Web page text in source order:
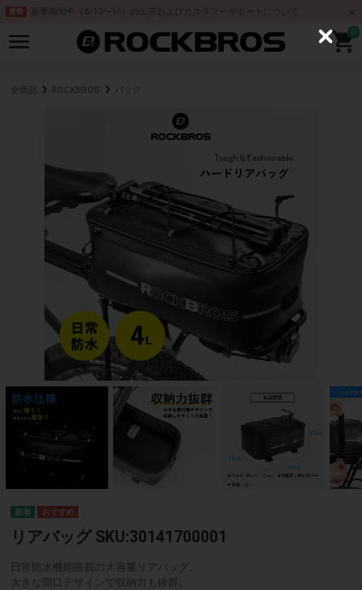
重要
夏季期間中（8/13〜16）の出荷およびカスタマーサポートについて
0
全商品 ROCKBROS バッグ
リアバッグ SKU:30141700001
日常防水機能搭載の大容量リアバッグ。
大きな開口デザインで収納力も抜群。
C